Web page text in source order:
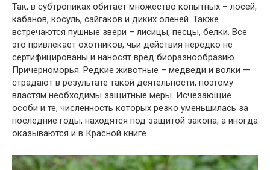
Так, в субтропиках обитает множество копытных – лосей,
кабанов, косуль, сайгаков и диких оленей. Также
встречаются пушные звери – лисицы, песцы, белки. Все
это привлекает охотников, чьи действия нередко не
сертифицированы и наносят вред биоразнообразию
Причерноморья. Редкие животные – медведи и волки —
страдают в результате такой деятельности, поэтому
властям необходимы защитные меры. Исчезающие
особи и те, численность которых резко уменьшилась за
последние годы, находятся под защитой закона, а иногда
оказываются и в Красной книге.